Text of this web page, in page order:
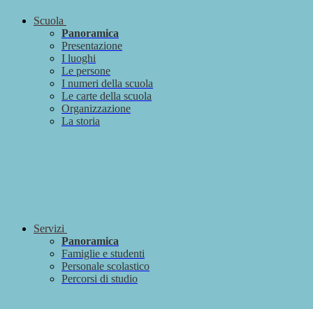
Scuola
Panoramica
Presentazione
I luoghi
Le persone
I numeri della scuola
Le carte della scuola
Organizzazione
La storia
Servizi
Panoramica
Famiglie e studenti
Personale scolastico
Percorsi di studio